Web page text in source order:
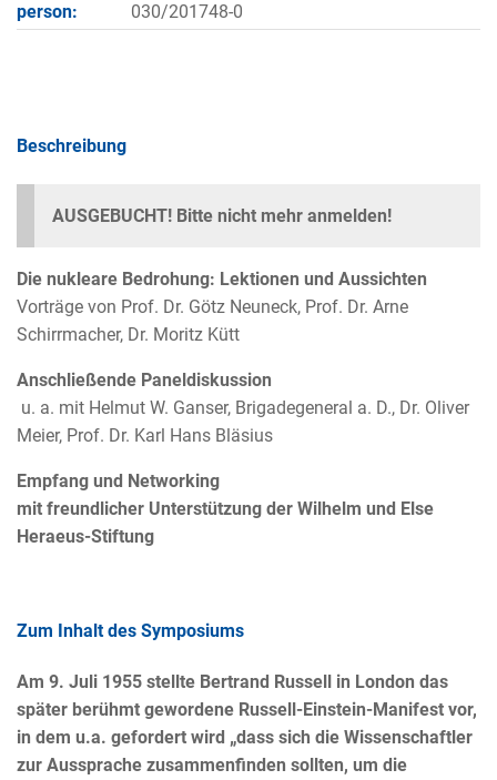
person:
030/201748-0
Beschreibung
AUSGEBUCHT! Bitte nicht mehr anmelden!
Die nukleare Bedrohung: Lektionen und Aussichten
Vorträge von Prof. Dr. Götz Neuneck, Prof. Dr. Arne
Schirrmacher, Dr. Moritz Kütt
Anschließende Paneldiskussion
u. a. mit Helmut W. Ganser, Brigadegeneral a. D., Dr. Oliver
Meier, Prof. Dr. Karl Hans Bläsius
Empfang und Networking
mit freundlicher Unterstützung der Wilhelm und Else
Heraeus-Stiftung
Zum Inhalt des Symposiums
Am 9. Juli 1955 stellte Bertrand Russell in London das
später berühmt gewordene Russell-Einstein-Manifest vor,
in dem u.a. gefordert wird „dass sich die Wissenschaftler
zur Aussprache zusammen­finden sollten, um die